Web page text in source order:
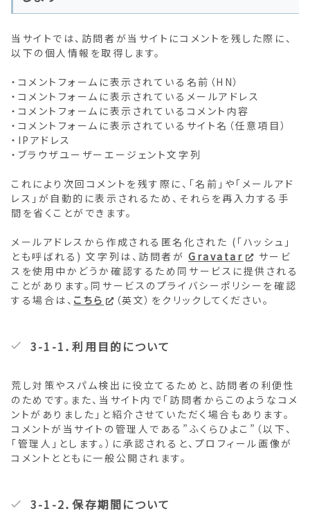
当サイトでは、訪問者が当サイトにコメントを残した際に、
以下の個人情報を取得します。
・コメントフォームに表示されている名前（HN）
・コメントフォームに表示されているメールアドレス
・コメントフォームに表示されているコメント内容
・コメントフォームに表示されているサイト名（任意項目）
・IPアドレス
・ブラウザユーザーエージェント文字列
これにより次回コメントを残す際に、「名前」や「メールアド
レス」が自動的に表示されるため、それらを再入力する手
間を省くことができます。
メールアドレスから作成される匿名化された (「ハッシュ」
とも呼ばれる) 文字列は、訪問者がGravatar
サービ
スを使用中かどうか確認するため同サービスに提供される
ことがあります。同サービスのプライバシーポリシーを確認
する場合は、 こちら （英文）をクリックしてください。
3-1-1．利用目的について
荒し対策やスパム検出に役立てるためと、訪問者の利便性
のためです。また、当サイト内で「訪問者からこのようなコメ
ントがありました」と紹介させていただく場合もあります。
コメントが当サイトの管理人である”ふくらひよこ”（以下、
「管理人」とします。）に承認されると、プロフィール画像が
コメントとともに一般公開されます。
3-1-2．保存期間について